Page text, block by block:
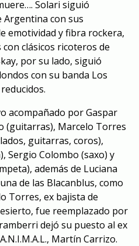
. Solari siguió
Argentina con sus
emotividad y fibra rockera,
clásicos ricoteros de
por su lado, siguió
con su banda Los
acompañado por Gaspar
(guitarras), Marcelo Torres
guitarras, coros),
Sergio Colombo (saxo) y
además de Luciana
de las Blacanblus, como
Torres, ex bajista de
fue reemplazado por
dejó su puesto al ex
Martín Carrizo.